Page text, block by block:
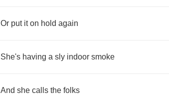
Or put it on hold again
She's having a sly indoor smoke
And she calls the folks